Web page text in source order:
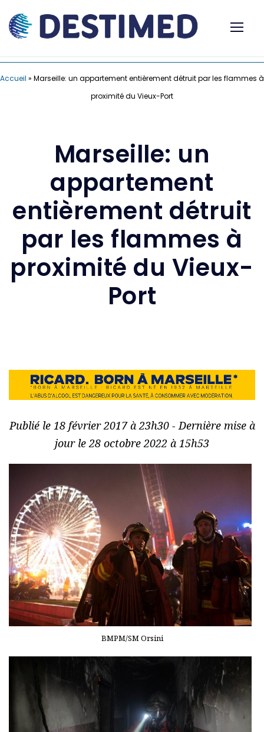
Accueil » Marseille: un appartement entièrement détruit par les flammes à
proximité du Vieux-Port
Marseille: un
appartement
entièrement détruit
par les flammes à
proximité du Vieux-
Port
Publié le 18 février 2017 à 23h30 - Dernière mise à
jour le 28 octobre 2022 à 15h53
BMPM/SM Orsini